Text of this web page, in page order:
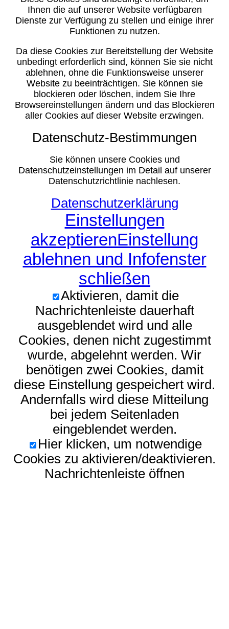
Ihnen die auf unserer Website verfügbaren
Dienste zur Verfügung zu stellen und einige ihrer
Funktionen zu nutzen.
Da diese Cookies zur Bereitstellung der Website
unbedingt erforderlich sind, können Sie sie nicht
ablehnen, ohne die Funktionsweise unserer
Website zu beeinträchtigen. Sie können sie
blockieren oder löschen, indem Sie Ihre
Browsereinstellungen ändern und das Blockieren
aller Cookies auf dieser Website erzwingen.
Datenschutz-Bestimmungen
Sie können unsere Cookies und
Datenschutzeinstellungen im Detail auf unserer
Datenschutzrichtlinie nachlesen.
Datenschutzerklärung
Einstellungen
akzeptierenEinstellung
ablehnen und Infofenster
schließen
Aktivieren, damit die
Nachrichtenleiste dauerhaft
ausgeblendet wird und alle
Cookies, denen nicht zugestimmt
wurde, abgelehnt werden. Wir
benötigen zwei Cookies, damit
diese Einstellung gespeichert wird.
Andernfalls wird diese Mitteilung
bei jedem Seitenladen
eingeblendet werden.
Hier klicken, um notwendige
Cookies zu aktivieren/deaktivieren.
Nachrichtenleiste öffnen